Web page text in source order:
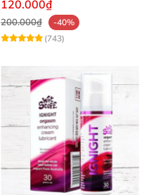
120.000₫
200.000₫
-40%
(743)